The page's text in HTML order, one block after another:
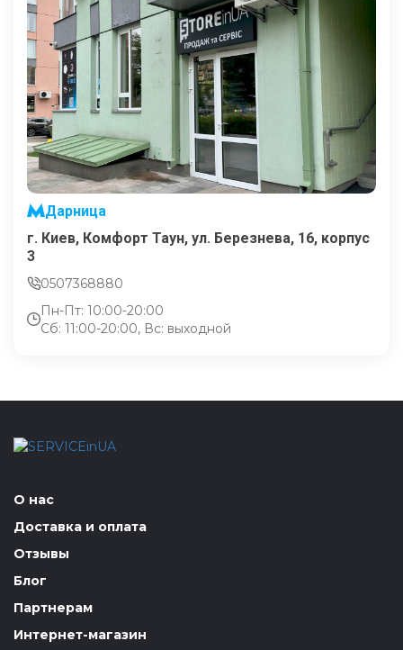
Дарница
г. Киев, Комфорт Таун, ул. Березнева, 16, корпус
3
0507368880
Пн-Пт: 10:00-20:00
Сб: 11:00-20:00, Вс: выходной
О нас
Доставка и оплата
Отзывы
Блог
Партнерам
Интернет-магазин